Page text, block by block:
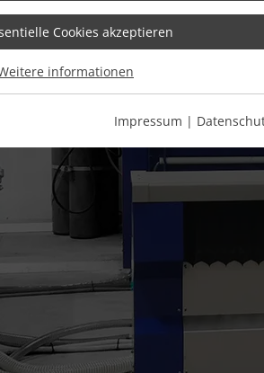
Cookies akzeptieren
informationen
Impressum |